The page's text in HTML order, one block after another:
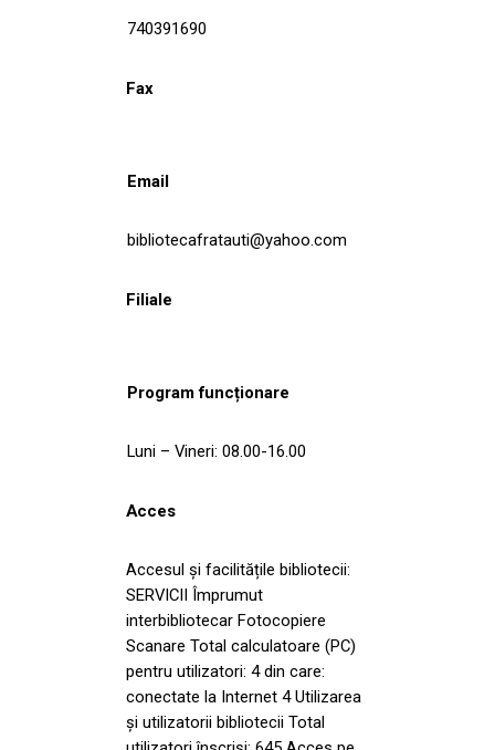
740391690
Fax
Email
bibliotecafratauti@yahoo.com
Filiale
Program funcționare
Luni – Vineri: 08.00-16.00
Acces
Accesul și facilitățile bibliotecii:
SERVICII Împrumut
interbibliotecar Fotocopiere
Scanare Total calculatoare (PC)
pentru utilizatori: 4 din care:
conectate la Internet 4 Utilizarea
și utilizatorii bibliotecii Total